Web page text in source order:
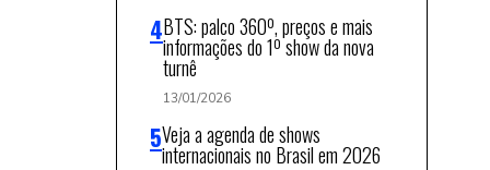
BTS: palco 360º, preços e mais
informações do 1º show da nova
turnê
13/01/2026
Veja a agenda de shows
internacionais no Brasil em 2026